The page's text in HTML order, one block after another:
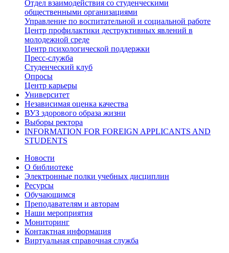
Отдел взаимодействия со студенческими
общественными организациями
Управление по воспитательной и социальной работе
Центр профилактики деструктивных явлений в
молодежной среде
Центр психологической поддержки
Пресс-служба
Студенческий клуб
Опросы
Центр карьеры
Университет
Независимая оценка качества
ВУЗ здорового образа жизни
Выборы ректора
INFORMATION FOR FOREIGN APPLICANTS AND
STUDENTS
Новости
О библиотеке
Электронные полки учебных дисциплин
Ресурсы
Обучающимся
Преподавателям и авторам
Наши мероприятия
Мониторинг
Контактная информация
Виртуальная справочная служба